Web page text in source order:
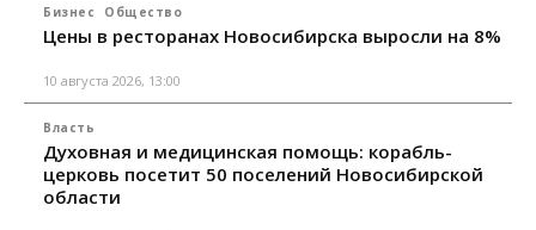
Бизнес Общество
Цены в ресторанах Новосибирска выросли на 8%
10 августа 2026, 13:00
Власть
Духовная и медицинская помощь: корабль-
церковь посетит 50 поселений Новосибирской
области